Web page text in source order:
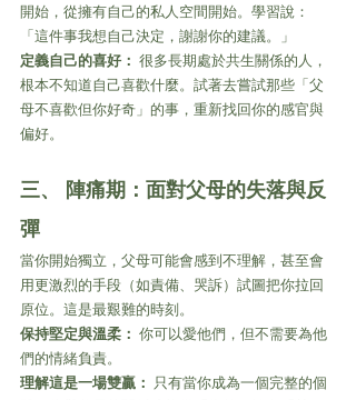
開始，從擁有自己的私人空間開始。學習說：
「這件事我想自己決定，謝謝你的建議。」
定義自己的喜好： 很多長期處於共生關係的人，
根本不知道自己喜歡什麼。試著去嘗試那些「父
母不喜歡但你好奇」的事，重新找回你的感官與
偏好。
三、 陣痛期：面對父母的失落與反
彈
當你開始獨立，父母可能會感到不理解，甚至會
用更激烈的手段（如責備、哭訴）試圖把你拉回
原位。這是最艱難的時刻。
保持堅定與溫柔： 你可以愛他們，但不需要為他
們的情緒負責。
理解這是一場雙贏： 只有當你成為一個完整的個